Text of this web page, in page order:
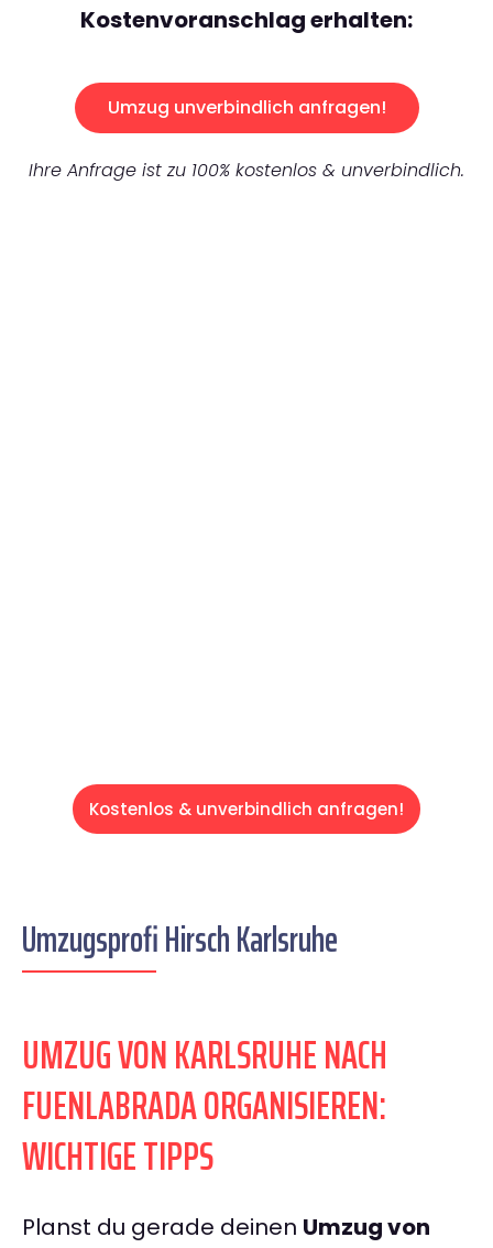
Kostenvoranschlag erhalten:
Umzug unverbindlich anfragen!
Ihre Anfrage ist zu 100% kostenlos & unverbindlich.
Kostenlos & unverbindlich anfragen!
Umzugsprofi Hirsch Karlsruhe
UMZUG VON KARLSRUHE NACH
FUENLABRADA ORGANISIEREN:
WICHTIGE TIPPS
Planst du gerade deinen Umzug von